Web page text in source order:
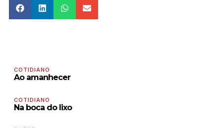
COTIDIANO
Ao amanhecer
COTIDIANO
Na boca do lixo